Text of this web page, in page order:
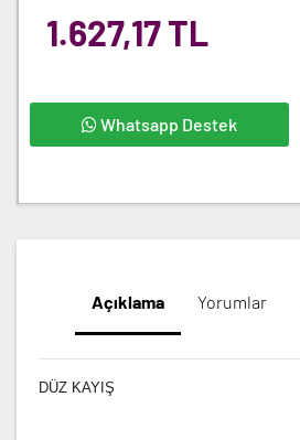
1.627,17 TL
Whatsapp Destek
Açıklama Yorumlar
DÜZ KAYIŞ